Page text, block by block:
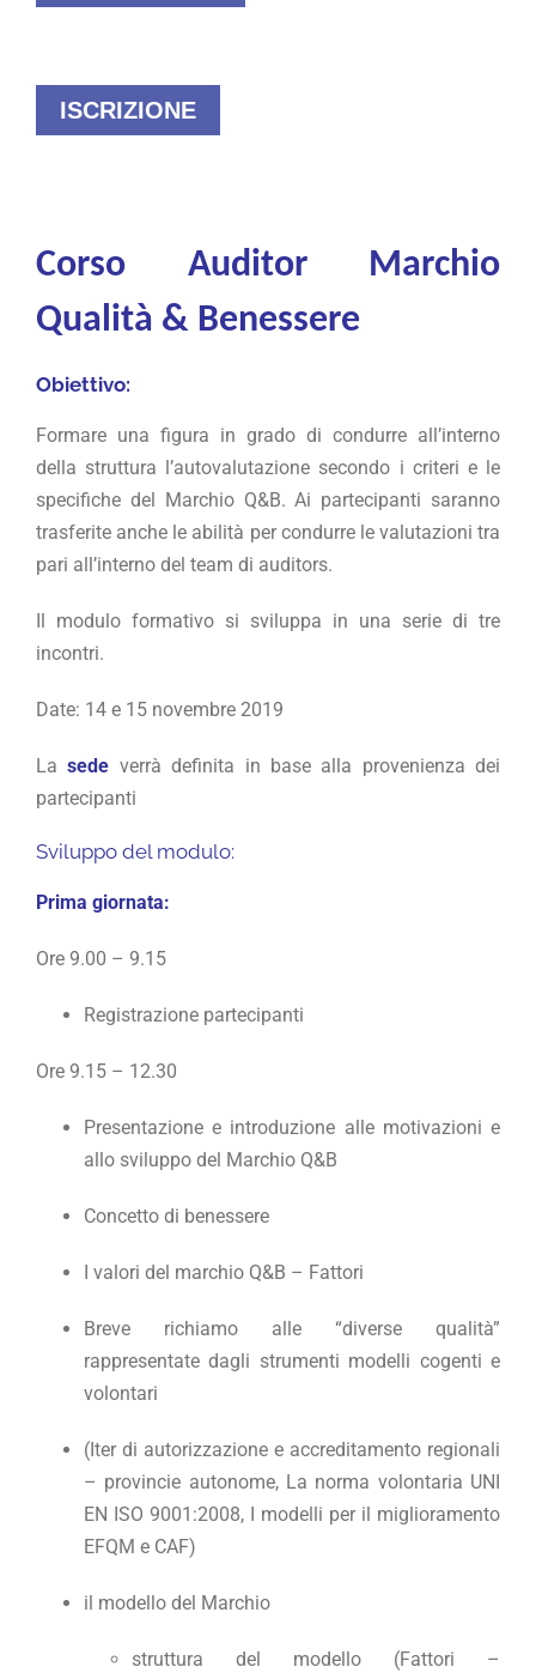
ISCRIZIONE
Corso Auditor Marchio
Qualità & Benessere
Obiettivo:
Formare una figura in grado di condurre all’interno
della struttura l’autovalutazione secondo i criteri e le
specifiche del Marchio Q&B. Ai partecipanti saranno
trasferite anche le abilità per condurre le valutazioni tra
pari all’interno del team di auditors.
Il modulo formativo si sviluppa in una serie di tre
incontri.
Date: 14 e 15 novembre 2019
Lasede verrà definita in base alla provenienza dei
partecipanti
Sviluppo del modulo:
Prima giornata:
Ore 9.00 – 9.15
Registrazione partecipanti
Ore 9.15 – 12.30
Presentazione e introduzione alle motivazioni e
allo sviluppo del Marchio Q&B
Concetto di benessere
I valori del marchio Q&B – Fattori
Breve richiamo alle “diverse qualità”
rappresentate dagli strumenti modelli cogenti e
volontari
(Iter di autorizzazione e accreditamento regionali
– provincie autonome, La norma volontaria UNI
EN ISO 9001:2008, I modelli per il miglioramento
EFQM e CAF)
il modello del Marchio
struttura del modello (Fattori –